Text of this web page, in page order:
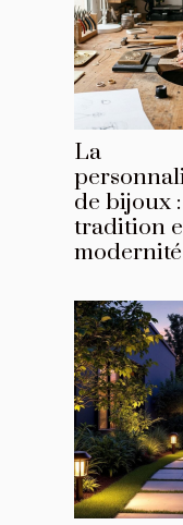
La
de bijoux
tradition
modernité